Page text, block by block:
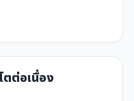
ตต่อเนื่อง